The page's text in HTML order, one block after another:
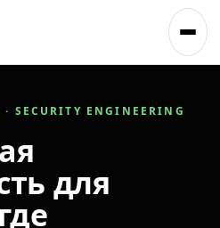
SECURITY ENGINEERING
для